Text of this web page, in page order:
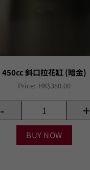
450cc 斜口拉花缸 (暗金)
Price: HK$380.00
- +
BUY NOW